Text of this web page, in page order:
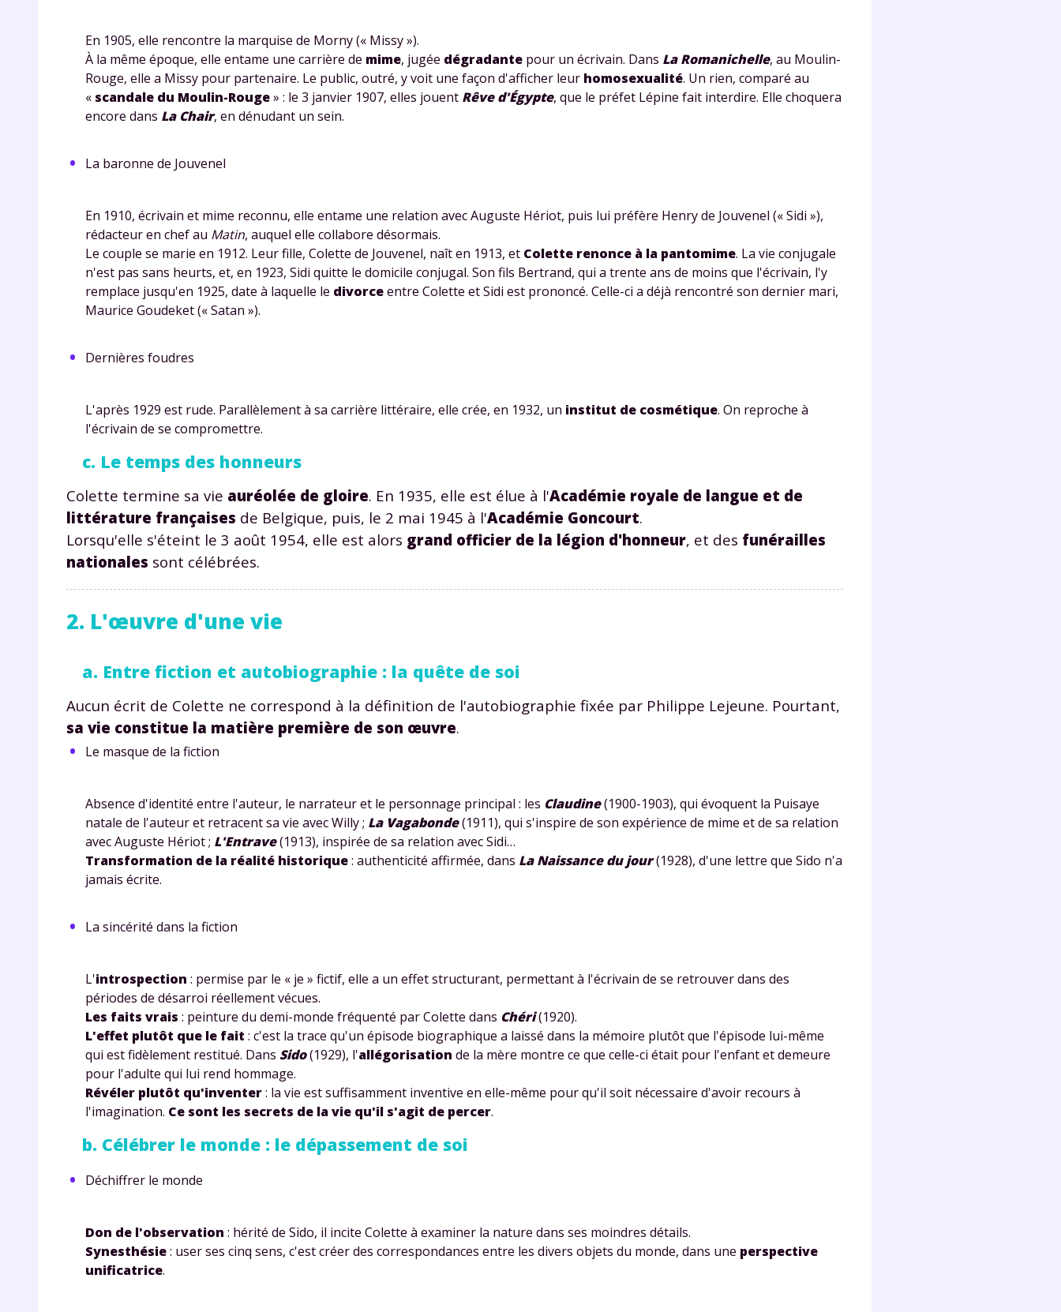
En 1905, elle rencontre la marquise de Morny(« Missy»).
À la même époque, elle entame une carrière de mime, jugée dégradante pour un écrivain. Dans La Romanichelle, au Moulin-
Rouge, elle a Missy pour partenaire. Le public, outré, y voit une façon d'afficher leur homosexualité. Un rien, comparé au
« scandale du Moulin-Rouge» : le 3 janvier 1907, elles jouent Rêve d'Égypte, que le préfet Lépine fait interdire. Elle choquera
encore dans La Chair, en dénudant un sein.
La baronne de Jouvenel
En 1910, écrivain et mime reconnu, elle entame une relation avecAuguste Hériot, puis lui préfère Henry de Jouvenel («Sidi »),
rédacteur en chef au Matin, auquel elle collabore désormais.
Le couple se marie en 1912. Leur fille, Colette de Jouvenel, naît en 1913, et Colette renonce à la pantomime. La vie conjugale
n'est pas sans heurts, et, en 1923, Sidi quitte le domicile conjugal. Son fils Bertrand, qui a trente ans de moins que l'écrivain, l'y
remplace jusqu'en 1925, date à laquelle le divorceentre Colette et Sidi est prononcé. Celle-ci a déjà rencontré son dernier mari,
Maurice Goudeket(«Satan »).
Dernières foudres
L'après 1929 est rude. Parallèlement à sa carrière littéraire, elle crée, en 1932, un institut de cosmétique. On reproche à
l'écrivain de se compromettre.
c. Le temps des honneurs
Colette termine sa vie auréolée de gloire. En 1935, elle est élue à l'Académie royale de langue et de
littérature françaises de Belgique, puis, le 2 mai 1945 à l'Académie Goncourt.
Lorsqu'elle s'éteint le 3 août 1954, elle est alors grand officier de la légion d'honneur, et des funérailles
nationales sont célébrées.
2. L'œuvre d'une vie
a. Entre fiction et autobiographie : la quête de soi
Aucun écrit de Colette ne correspond à la définition de l'autobiographie fixée par Philippe Lejeune. Pourtant,
sa vie constitue la matière première de son œuvre.
Le masque de la fiction
Absence d'identité entre l'auteur, le narrateur et le personnage principal : les Claudine(1900-1903), qui évoquent la Puisaye
natale de l'auteur et retracent sa vie avec Willy ; La Vagabonde(1911), qui s'inspire de son expérience de mime et de sa relation
avec Auguste Hériot ; L'Entrave(1913), inspirée de sa relation avec Sidi…
Transformation de la réalité historique: authenticité affirmée, dans La Naissance du jour(1928), d'une lettre que Sido n'a
jamais écrite.
La sincérité dans la fiction
L'introspection : permise par le « je » fictif, elle a un effet structurant, permettant à l'écrivain de se retrouver dans des
périodes de désarroi réellement vécues.
Les faits vrais : peinture du demi-monde fréquenté par Colette dans Chéri(1920).
L'effet plutôt que le fait : c'est la trace qu'un épisode biographique a laissé dans la mémoire plutôt que l'épisode lui-même
qui est fidèlement restitué. Dans Sido(1929), l'allégorisation de la mère montre ce que celle-ci était pour l'enfant et demeure
pour l'adulte qui lui rend hommage.
Révéler plutôt qu'inventer: la vie est suffisamment inventive en elle-même pour qu'il soit nécessaire d'avoir recours à
l'imagination. Ce sont les secrets de la vie qu'il s'agit de percer.
b. Célébrer le monde : le dépassement de soi
Déchiffrer le monde
Don de l'observation : hérité de Sido, il incite Colette à examiner la nature dans ses moindres détails.
Synesthésie: user ses cinq sens, c'est créer des correspondances entre les divers objets du monde, dans une perspective
unificatrice.
réussir votre année scolaire ?
Fiches de cours et vidéos,
exercices corrigés
podcasts de révisions
Unespace dédié aux
parentspour suivre les
Tout le programme scolaire
Des profs expérimentés
disponibles à la demande
par tchat, audio ou vidéo
* Votre code d'accès sera envoyé à cette adresse e-mail. En renseignant votre e-mail, vous
J’accepte de recevoir les actualités et des communications de la
part de myMaxicours.